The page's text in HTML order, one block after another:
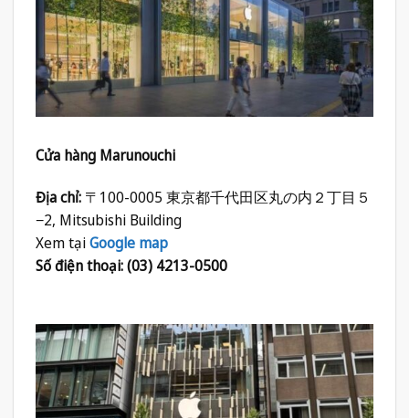
Cửa hàng Marunouchi
Địa chỉ: 〒100-0005 東京都千代田区丸の内２丁目５
−2, Mitsubishi Building
Xem tạiGoogle map
Số điện thoại: (03) 4213-0500